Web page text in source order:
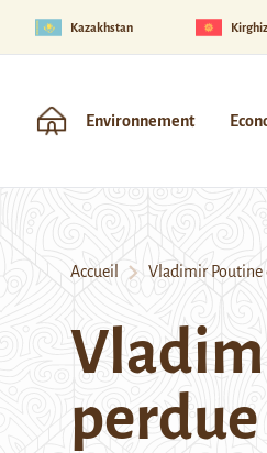
Kazakhstan
Environnement
Accueil Vladimir Poutine
perdue